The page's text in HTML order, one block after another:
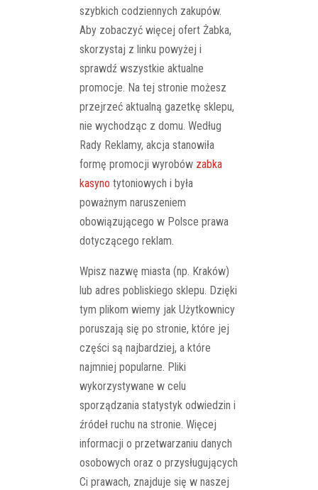
szybkich codziennych zakupów.
Aby zobaczyć więcej ofert Żabka,
skorzystaj z linku powyżej i
sprawdź wszystkie aktualne
promocje. Na tej stronie możesz
przejrzeć aktualną gazetkę sklepu,
nie wychodząc z domu. Według
Rady Reklamy, akcja stanowiła
formę promocji wyrobów zabka
kasyno tytoniowych i była
poważnym naruszeniem
obowiązującego w Polsce prawa
dotyczącego reklam.
Wpisz nazwę miasta (np. Kraków)
lub adres pobliskiego sklepu. Dzięki
tym plikom wiemy jak Użytkownicy
poruszają się po stronie, które jej
części są najbardziej, a które
najmniej popularne. Pliki
wykorzystywane w celu
sporządzania statystyk odwiedzin i
źródeł ruchu na stronie. Więcej
informacji o przetwarzaniu danych
osobowych oraz o przysługujących
Ci prawach, znajduje się w naszej